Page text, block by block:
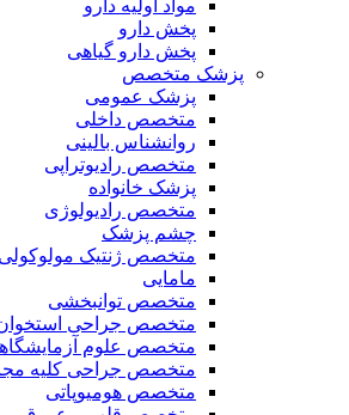
مواد اولیه دارو
پخش دارو
پخش دارو گیاهی
پزشک متخصص
پزشک عمومی
متخصص داخلی
روانشناس بالینی
متخصص رادیوتراپی
پزشک خانواده
متخصص رادیولوژی
چشم پزشک
متخصص ژنتیک مولوکولی
مامایی
متخصص توانبخشی
متخصص جراحی
متخصص علوم
متخصص جراحی کلیه
متخصص هومیوپاتی